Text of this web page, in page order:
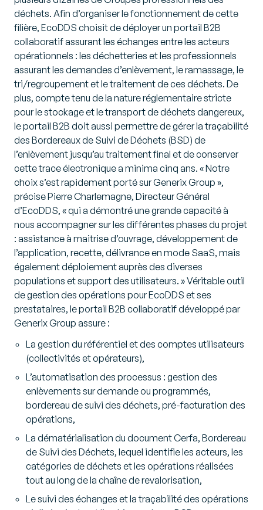
déchets. Afin d’organiser le fonctionnement de cette
filière, EcoDDS choisit de déployer un portail B2B
collaboratif assurant les échanges entre les acteurs
opérationnels : les déchetteries et les professionnels
assurant les demandes d’enlèvement, le ramassage, le
tri/regroupement et le traitement de ces déchets. De
plus, compte tenu de la nature réglementaire stricte
pour le stockage et le transport de déchets dangereux,
le portail B2B doit aussi permettre de gérer la traçabilité
des Bordereaux de Suivi de Déchets (BSD) de
l’enlèvement jusqu’au traitement final et de conserver
cette trace électronique a minima cinq ans. « Notre
choix s’est rapidement porté sur Generix Group »,
précise Pierre Charlemagne, Directeur Général
d’EcoDDS, « qui a démontré une grande capacité à
nous accompagner sur les différentes phases du projet
: assistance à maitrise d’ouvrage, développement de
l’application, recette, délivrance en mode SaaS, mais
également déploiement auprès des diverses
populations et support des utilisateurs. » Véritable outil
de gestion des opérations pour EcoDDS et ses
prestataires, le portail B2B collaboratif développé par
Generix Group assure :
La gestion du référentiel et des comptes utilisateurs
(collectivités et opérateurs),
L’automatisation des processus : gestion des
enlèvements sur demande ou programmés,
bordereau de suivi des déchets, pré-facturation des
opérations,
La dématérialisation du document Cerfa, Bordereau
de Suivi des Déchets, lequel identifie les acteurs, les
catégories de déchets et les opérations réalisées
tout au long de la chaîne de revalorisation,
Le suivi des échanges et la traçabilité des opérations